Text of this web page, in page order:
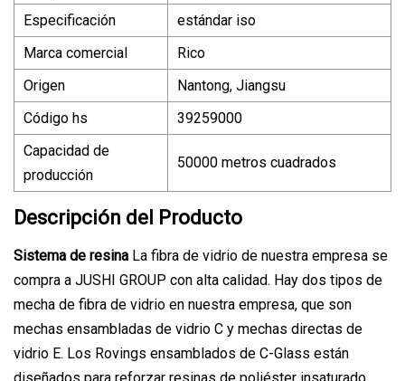
Especificación
estándar iso
Marca comercial
Rico
Origen
Nantong, Jiangsu
Código hs
39259000
Capacidad de
producción
50000 metros cuadrados
Descripción del Producto
Sistema de resina La fibra de vidrio de nuestra empresa se
compra a JUSHI GROUP con alta calidad. Hay dos tipos de
mecha de fibra de vidrio en nuestra empresa, que son
mechas ensambladas de vidrio C y mechas directas de
vidrio E. Los Rovings ensamblados de C-Glass están